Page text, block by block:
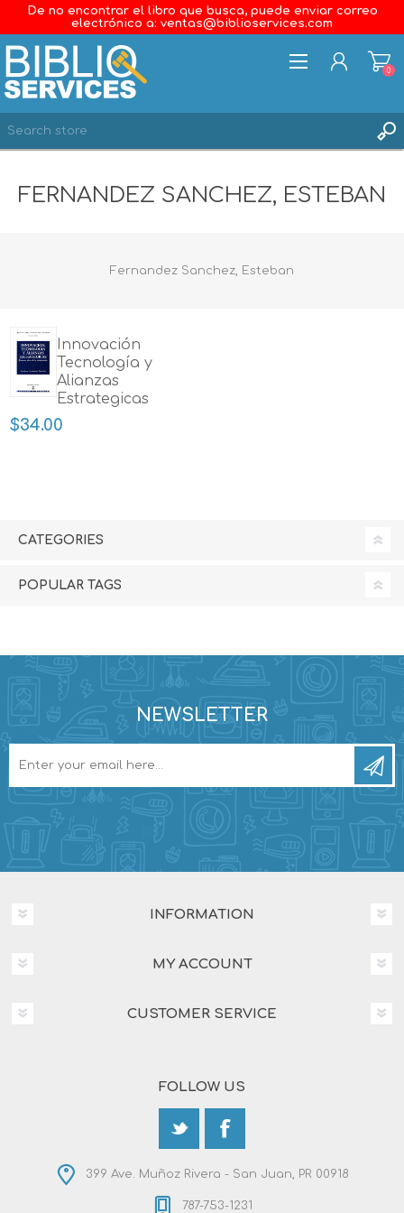
De no encontrar el libro que busca, puede enviar correo
electrónico a: ventas@biblioservices.com
LOG IN
0
FERNANDEZ SANCHEZ, ESTEBAN
Fernandez Sanchez, Esteban
Innovación
Tecnología y
Alianzas
Estrategicas
$34.00
CATEGORIES
POPULAR TAGS
NEWSLETTER
INFORMATION
MY ACCOUNT
CUSTOMER SERVICE
FOLLOW US
399 Ave. Muñoz Rivera - San Juan, PR 00918
787-753-1231